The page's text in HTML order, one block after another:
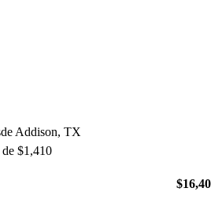
Addison, TX
$1,410